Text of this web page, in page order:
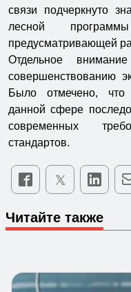
связи подчеркнуто
лесной
предусматривающей
Отдельное
совершенствованию
Было отмечено, что
данной сфере
современных
стандартов.
Читайте также